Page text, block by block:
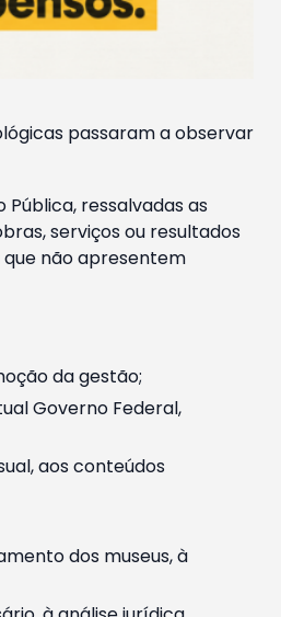
passaram a observar
ressalvadas as
serviços ou resultados
não apresentem
da gestão;
Governo Federal,
aos conteúdos
dos museus, à